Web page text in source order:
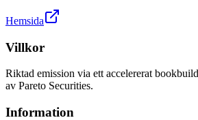
Hemsida
Villkor
Riktad emission via ett accelererat
av Pareto Securities.
Information